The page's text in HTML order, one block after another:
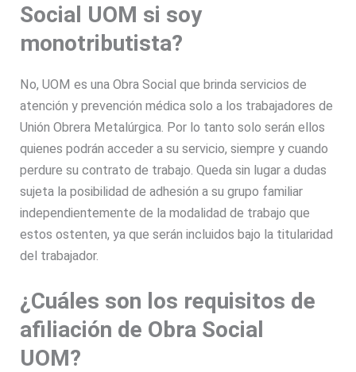
Social UOM si soy
monotributista?
No, UOM es una Obra Social que brinda servicios de
atención y prevención médica solo a los trabajadores de
Unión Obrera Metalúrgica. Por lo tanto solo serán ellos
quienes podrán acceder a su servicio, siempre y cuando
perdure su contrato de trabajo. Queda sin lugar a dudas
sujeta la posibilidad de adhesión a su grupo familiar
independientemente de la modalidad de trabajo que
estos ostenten, ya que serán incluidos bajo la titularidad
del trabajador.
¿Cuáles son los requisitos de
afiliación de Obra Social
UOM?